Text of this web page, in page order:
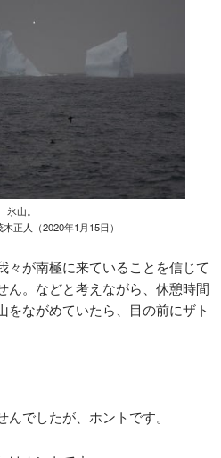
氷山。
正人（2020年1月15日）
々が南極に来ていることを信じて
ん。などと考えながら、休憩時間
をながめていたら、目の前にザト
でしたが、ホントです。